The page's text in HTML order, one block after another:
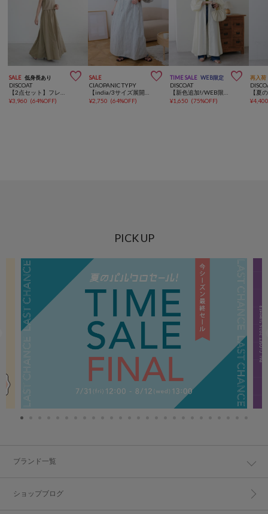
SALE 低身長あり 
DISCOAT
¥3,960 (64%OFF)
SALE 
CIAOPANIC TYPY
¥2,750 (64%OFF)
TIME SALE WEB限定 
DISCOAT
¥1,650 (75%OFF)
再入荷
¥
PICK UP
ブランド一覧
ショップブログ